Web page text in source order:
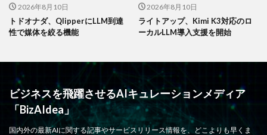
2026年8月10日
トドオナダ、QlipperにLLM到達
性で媒体を絞る機能
2026年8月10日
ライトアップ、Kimi K3対応のロ
ーカルLLM導入支援を開始
ビジネスを飛躍させるAIキュレーションメディア
「BizAIdea」
国内外の最新AIに関する記事やサービスリリース情報を、どこよりも早くま